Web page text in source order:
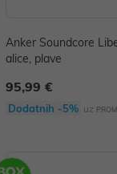
Anker Soundcore
alice, plave
95,99 €
Dodatnih -5% uz